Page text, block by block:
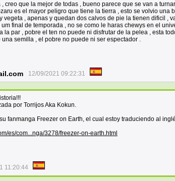
, creo que la mejor de todas , bueno parece que se van a
es el mayor peligro que tiene la tierra , esto se volvio una
vegeta , apenas y quedan dos calvos de pie la tienen dificil ,
final de temporada , no se como le haras chewys en el
la par , pobre el ten no puede ni disfrutar de la pelea , esta
una semilla , el pobre no puede ni ser espectador .
12/09/2021 09:22:31
por Torrijos Aka Kokun.
fanmanga Freezer on Earth, el cual estoy traduciendo al
es/com...nga/3278/freezer-on-earth.html
11:20:44